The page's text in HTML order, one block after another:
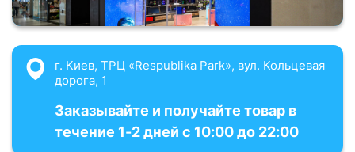
г. Киев, ТРЦ «Respublika Park», вул. Кольцевая
дорога, 1
Заказывайте и получайте товар в
течение 1-2 дней с 10:00 до 22:00